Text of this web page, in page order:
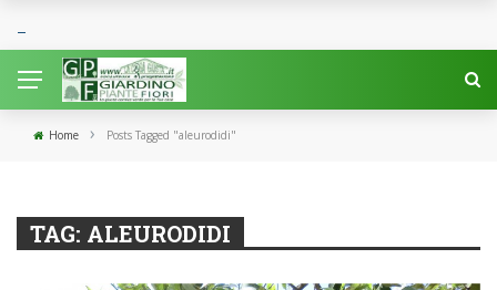
Home › Posts Tagged "aleurodidi"
TAG: ALEURODIDI